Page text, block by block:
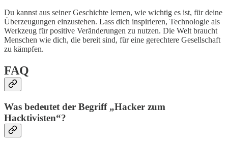
Du kannst aus seiner Geschichte lernen, wie wichtig es ist, für deine
Überzeugungen einzustehen. Lass dich inspirieren, Technologie als
Werkzeug für positive Veränderungen zu nutzen. Die Welt braucht
Menschen wie dich, die bereit sind, für eine gerechtere Gesellschaft
zu kämpfen.
FAQ
Was bedeutet der Begriff „Hacker zum
Hacktivisten“?